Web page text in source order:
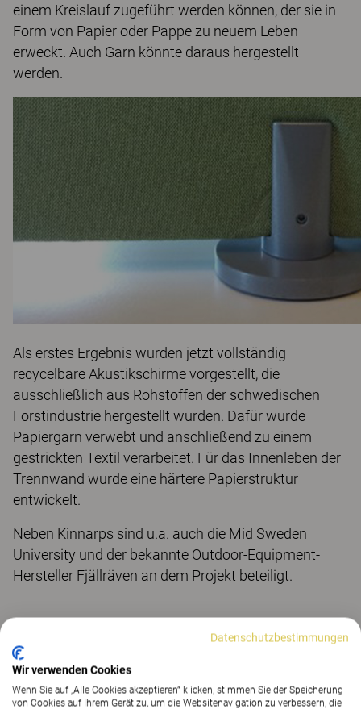
einem Kreislauf zugeführt werden können, der sie in
Form von Papier oder Pappe zu neuem Leben
erweckt. Auch Garn könnte daraus hergestellt
werden.
Als erstes Ergebnis wurden jetzt vollständig
recycelbare Akustikschirme vorgestellt, die
ausschließlich aus Rohstoffen der schwedischen
Forstindustrie hergestellt wurden. Dafür wurde
Papiergarn verwebt und anschließend zu einem
gestrickten Textil verarbeitet. Für das Innenleben der
Trennwand wurde eine härtere Papierstruktur
entwickelt.
Neben Kinnarps sind u.a. auch die Mid Sweden
University und der bekannte Outdoor-Equipment-
Hersteller Fjällräven an dem Projekt beteiligt.
Kontakt
Showroom
Datenschutzbestimmungen
Wir verwenden Cookies
Wenn Sie auf „Alle Cookies akzeptieren“ klicken, stimmen Sie der Speicherung
von Cookies auf Ihrem Gerät zu, um die Websitenavigation zu verbessern, die